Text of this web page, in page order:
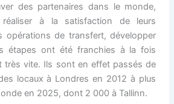
des partenaires dans le monde,
à la satisfaction de leurs
opérations de transfert, développer
étapes ont été franchies à la fois
très vite. Ils sont en effet passés de
locaux à Londres en 2012 à plus
en 2025, dont 2 000 à Tallinn.